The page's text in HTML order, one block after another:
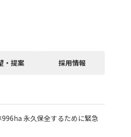
・提案 採用情報
永久保全するために緊急